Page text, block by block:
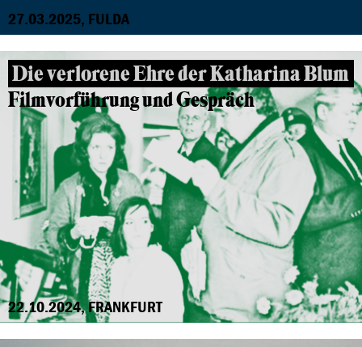
27.03.2025, FULDA
Die verlorene Ehre der Katharina Blum
Filmvorführung und Gespräch
22.10.2024, FRANKFURT